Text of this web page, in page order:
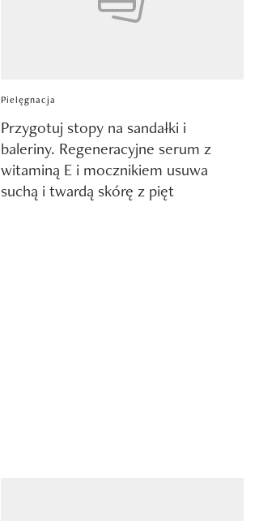
Pielęgnacja
Przygotuj stopy na sandałki i
baleriny. Regeneracyjne serum z
witaminą E i mocznikiem usuwa
suchą i twardą skórę z pięt